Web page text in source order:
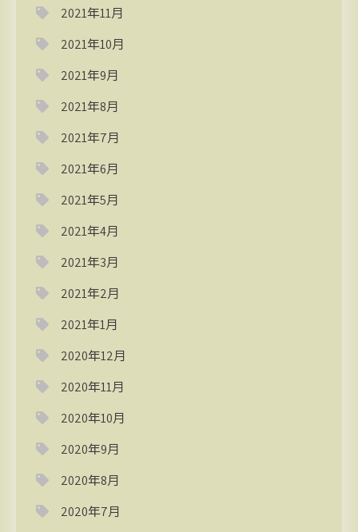
2021年11月
2021年10月
2021年9月
2021年8月
2021年7月
2021年6月
2021年5月
2021年4月
2021年3月
2021年2月
2021年1月
2020年12月
2020年11月
2020年10月
2020年9月
2020年8月
2020年7月